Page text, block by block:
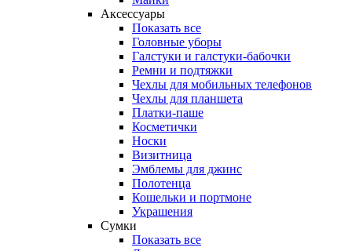
Аксессуары
Показать все
Головные уборы
Галстуки и галстуки-бабочки
Ремни и подтяжки
Чехлы для мобильных телефонов
Чехлы для планшета
Платки-паше
Косметички
Носки
Визитница
Эмблемы для джинс
Полотенца
Кошельки и портмоне
Украшения
Сумки
Показать все